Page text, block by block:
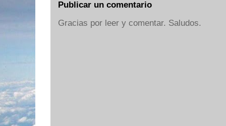
Publicar un comentario
Gracias por leer y comentar. Saludos.